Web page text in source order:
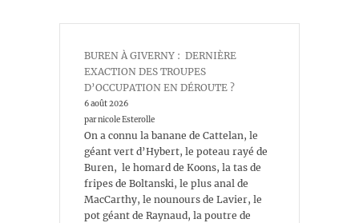
BUREN À GIVERNY : DERNIÈRE
EXACTION DES TROUPES
D’OCCUPATION EN DÉROUTE ?
6 août 2026
par nicole Esterolle
On a connu la banane de Cattelan, le
géant vert d’Hybert, le poteau rayé de
Buren, le homard de Koons, la tas de
fripes de Boltanski, le plus anal de
MacCarthy, le nounours de Lavier, le
pot géant de Raynaud, la poutre de